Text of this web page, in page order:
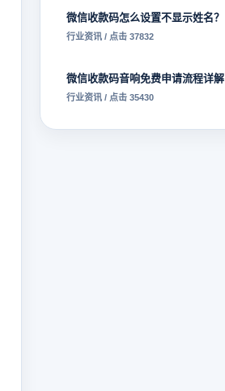
微信收款码怎么设置不显示姓名？
行业资讯 / 点击 37832
微信收款码音响免费申请流程详解
行业资讯 / 点击 35430